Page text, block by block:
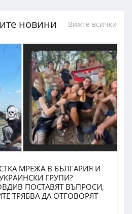
новини Вижте всички
МРЕЖА В БЪЛГАРИЯ И
ГРУПИ?
ПОСТАВЯТ ВЪПРОСИ,
ТРЯБВА ДА ОТГОВОРЯТ